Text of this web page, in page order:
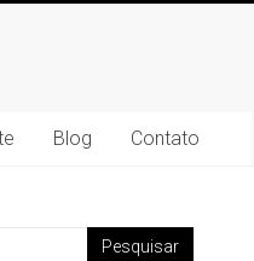
Blog Contato